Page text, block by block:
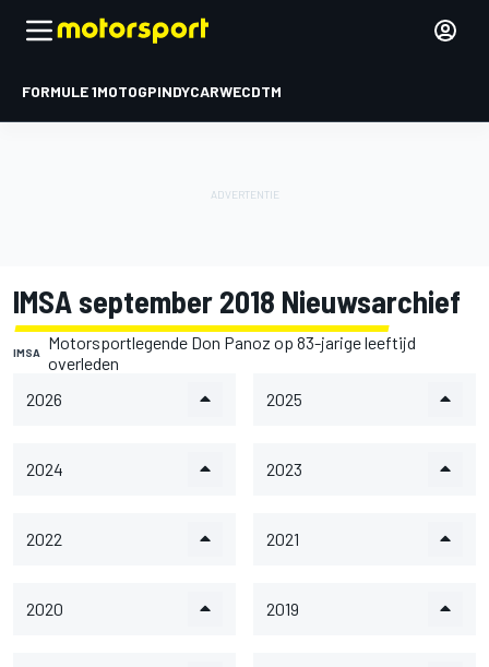
FORMULE 1MOTOGPINDYCARWECDTM
IMSA september 2018 Nieuwsarchief
IMSA
Motorsportlegende Don Panoz op 83-jarige leeftijd
overleden
2026
2025
2024 2023
2022 2021
2020 2019